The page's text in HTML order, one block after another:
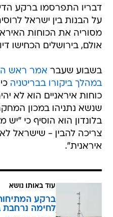
דבריו התפרסמו ברקע
על הבנות בין ישראל
מסוריה את הכוחות
אולם, בירושלים הכחישו
בשבוע שעבר אמר ראש
במהלך ביקורו בבריטניה
כוחות איראניים הוא לא
שנשא נתניהו במכון
בלונדון הוא הוסיף כי
צריכה להבין - שישראל
איראנית".
עוד באותו נושא
ברקע
לחימה נרחבת